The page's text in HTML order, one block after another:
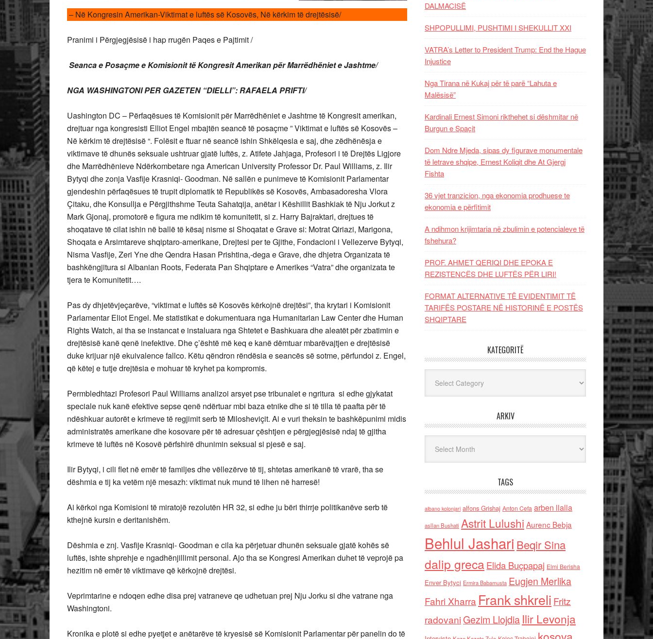
– Në Kongresin Amerikan-Viktimat e luftës së Kosovës, Në kërkim të drejtësisë/
Pranimi i Përgjegjësisë i hap rrugën Paqes e Pajtimit /
Seanca e Posaçme e Komisionit të Kongresit Amerikan për Marrëdhëniet e Jashtme/
NGA WASHINGTONI PER GAZETEN “DIELLI”: RAFAELA PRIFTI/
Uashington DC – Përfaqësues të Komisionit për Marrëdhëniet e Jashtme të Kongresit amerikan,
drejtuar nga kongresisti Elliot Engel mbajtën seancë të posaçme ” Viktimat e luftës së Kosovës –
Në kërkim të drejtësisë “. Folësit e ftuar në seancë ishin Shkëlqesia e saj, dhe zëdhënësja e
viktimave të dhunës seksuale ushtruar gjatë luftës, z. Atifete Jahjaga, Profesori i të Drejtës Ligjore
dhe Marrëdhënieve Ndërkombetare nga American University Professor Dr. Paul Williams, z. Ilir
Bytyqi dhe zonja Vasfije Krasniqi- Goodman. Në sallën e punimeve të Komisionit Parlamentar
gjendeshin përfaqësues të trupit diplomatik të Republikës së Kosovës, Ambasadoresha Vlora
Çitaku, dhe Konsullja e Përgjithshme Teuta Sahatqija, anëtar i Këshillit Bashkiak të Nju Jorkut z
Mark Gjonaj, promotorë e figura me ndikim të komunitetit, si z. Harry Bajraktari, drejtues të
shoqatave të cilat ishin në ballë të kësaj nisme si Shoqatat e Grave si: Motrat Qiriazi, Marigona,
Shoqata e Arsimtareve shqiptaro-amerikane, Drejtesi per te Gjithe, Fondacioni i Vellezerve Bytyqi,
Nisma Vasfije, Zeri Yne dhe Qendra Hasan Prishtina,-dega e Grave, dhe dhjetra Organizata të
bashkëngjitura si Albanian Roots, Federata Pan Shqiptare e Amerikes “Vatra” dhe organizata te
tjera te Komunitetit….
Pas dy dhjetëvjeçarëve, “viktimat e luftës së Kosovës kërkojnë drejtësi”, tha krytari i Komisionit
Parlamentar Eliot Engel. Me statistikat e dokumentuara nga Humanitarian Law Center dhe Human
Rights Watch, ai tha se instancat e instaluara nga Shtetet e Bashkuara dhe aleatët për zbatimin e
drejtësisë kanë qenë inefektive. Dhe ç’është më keq e kanë dëmtuar mbarëvajtjen e drejtësisë
duke krijuar një ekuivalence fallco. Këtu qëndron rëndësia e seancës së sotme, përfundoi z. Engel,
që këtej e tutje drejtësia e mohuar të kryhet pa kompromis.
Permbledhtazi Profesori Paul Williams analizoi arsyet pse tribunalet e ngritura si edhe gjykatat
speciale nuk kanë efektive sepse qenë ndërtuar mbi baza etnike dhe si të tilla të paafta për të
ndëshkuar autorët e krimeve të regjimit serb të Milosheviçit. Ai e vuri theksin te bashkëpunimi midis
administratës amerikane dhe kosovare për të adresuar çështjen e përgjegjësisë ndaj të gjitha
krimeve të luftës në Kosovë përfshirë dhunimin seksual si pjesë e saj.
Ilir Bytyqi, i cili flet në emër të familjes dhe vëllezërve të tij, shtetas amerikanë të vrarë, tha se
dëshmia e tij ka vetëm një mesazh: viktimat nuk mund të lihen në harresë!
Ai kërkoi nga Komisioni të miratojë rezolutën HR 32, si edhe ju bëri thirrje politikanëve serb të
kthejnë kursin e deritanishëm.
Dëshmia e znj. Vasfije Krasniqi- Goodman e cila ka përjetuar dhunën seksuale gjatë kohës së
luftës, ishte shprehje e ngadhënjillimit personal. Ajo tha se Kongresi Amerikan duhet të veprojë pa
hezitim në emër të viktimave që kërkojnë drejtësi.
Veprimtarine e ndoqen edhe disa prej vatraneve qe udhetuan prej Nju Jorku si dhe vatrane nga
Washingtoni.
Kronika e plotë si edhe pyetjet e anëtarëve të kryesisë së Komisionit Parlamentar për panelin do të
DALMACISË
SHPOPULLIMI, PUSHTIMI I SHEKULLIT XXI
VATRA’s Letter to President Trump: End the Hague
Injustice
Nga Tirana në Kukaj për të parë “Lahuta e
Malësisë”
Kardinali Ernest Simoni rikthehet si dëshmitar në
Burgun e Spaçit
Dom Ndre Mjeda, sipas dy figurave monumentale
të letrave shqipe, Ernest Koliqit dhe At Gjergj
Fishta
36 vjet tranzicion, nga ekonomia prodhuese te
ekonomia e përfitimit
A ndihmon krijimtaria në zbulimin e potencialeve të
fshehura?
PROF. AHMET QERIQI DHE EPOKA E
REZISTENCЁS DHE LUFTЁS PЁR LIRI!
FORMAT ALTERNATIVE TË EVIDENTIMIT TË
TARIFËS POSTARE NË HISTORINË E POSTËS
SHQIPTARE
KATEGORITË
ARKIV
TAGS
albano kolonjari alfons Grishaj Anton Cefa arben llalla
asllan Bushati Astrit Lulushi Aurenc Bebja
Behlul Jashari Beqir Sina
dalip grecaElida Buçpapaj Elmi Berisha
Enver Bytyci Ermira Babamusta Eugjen Merlika
Fahri Xharra Frank shkreli Fritz
radovaniGezim Llojdia Ilir Levonja